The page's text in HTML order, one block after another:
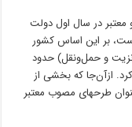
در سال اول دولت
بر این اساس کشور
و حمل‌ونقل) حدود
کرد. ازآن‌جا که بخشی از
طرحهای مصوب معتبر